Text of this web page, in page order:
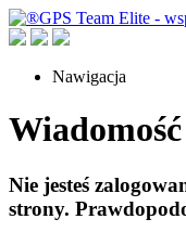
Nawigacja
Wiadomość
Nie jesteś
strony.